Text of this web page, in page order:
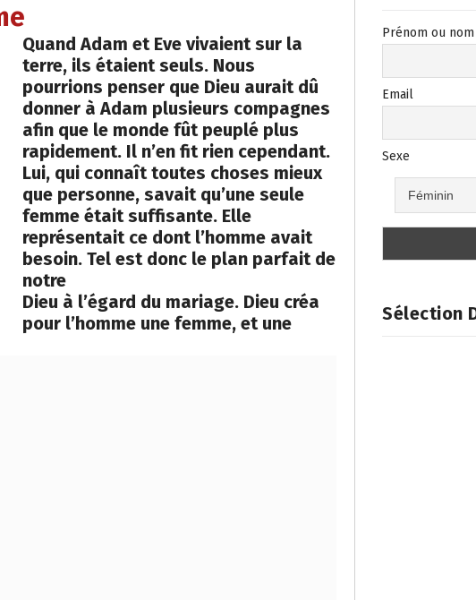
Quand Adam et Eve vivaient sur la
terre, ils étaient seuls. Nous
pourrions penser que Dieu aurait dû
donner à Adam plusieurs compagnes
afin que le monde fût peuplé plus
rapidement. Il n’en fit rien cependant.
Lui, qui connaît toutes choses mieux
que personne, savait qu’une seule
femme était suffisante. Elle
représentait ce dont l’homme avait
besoin. Tel est donc le plan parfait de
notre
Dieu à l’égard du mariage. Dieu créa
pour l’homme une femme, et une
Prénom ou
Email
Sexe
Sélection